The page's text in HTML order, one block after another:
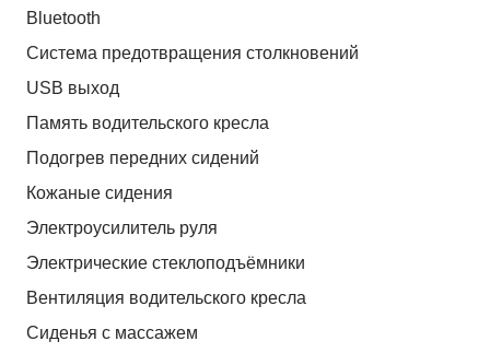
Bluetooth
Система предотвращения столкновений
USB выход
Память водительского кресла
Подогрев передних сидений
Кожаные сидения
Электроусилитель руля
Электрические стеклоподъёмники
Вентиляция водительского кресла
Сиденья с массажем